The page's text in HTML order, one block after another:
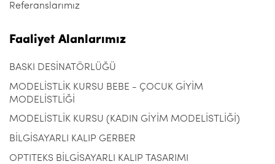
Referanslarımız
Faaliyet Alanlarımız
BASKI DESİNATÖRLÜĞÜ
MODELİSTLİK KURSU BEBE - ÇOCUK GİYİM
MODELİSTLİĞİ
MODELİSTLİK KURSU (KADIN GİYİM MODELİSTLİĞİ)
BİLGİSAYARLI KALIP GERBER
OPTITEKS BİLGİSAYARLI KALIP TASARIMI